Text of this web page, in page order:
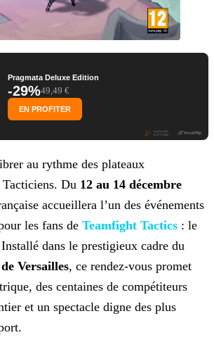
Pragmata Deluxe Edition
-29%49,49 €
EN PROFITER
au rythme des plateaux
Tacticiens. Du 12 au 14 décembre
accueillera l’un des événements
les fans de Teamfight Tactics : le
dans le prestigieux cadre du
Versailles, ce rendez-vous promet
des centaines de compétiteurs
et un spectacle digne des plus